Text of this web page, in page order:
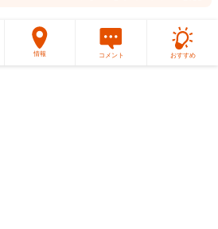
情報 コメント おすすめ